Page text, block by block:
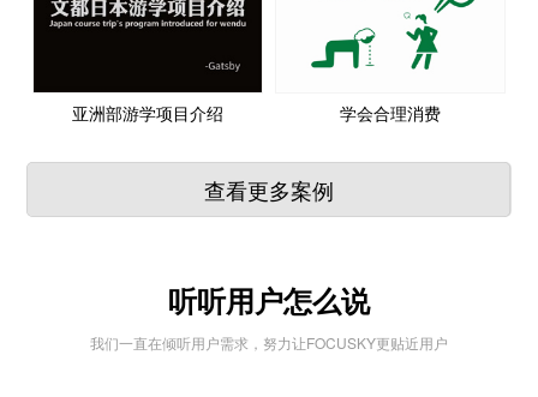
亚洲部游学项目介绍 学会合理消费
查看更多案例
听听用户怎么说
我们一直在倾听用户需求，努力让FOCUSKY更贴近用户